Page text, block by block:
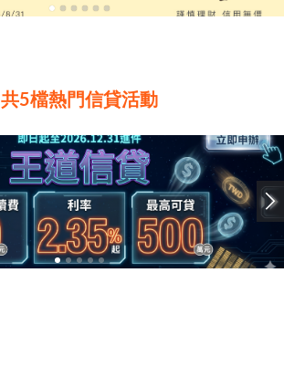
共5檔熱門信貸活動